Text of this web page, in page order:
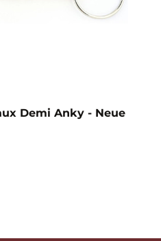
Demi Anky - Neue